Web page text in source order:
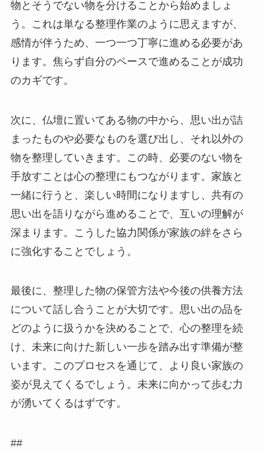
物とそうでない物を分けることから始めましょ
う。これは単なる整理作業のように思えますが、
感情が伴うため、一つ一つ丁寧に進める必要があ
ります。焦らず自分のペースで進めることが成功
のカギです。
次に、仏壇に置いてある物の中から、思い出が詰
まったものや必要なものを選び出し、それ以外の
物を整理していきます。この時、必要のない物を
手放すことは心の整理にもつながります。家族と
一緒に行うと、楽しい時間になりますし、共有の
思い出を語りながら進めることで、互いの理解が
深まります。こうした協力関係が家族の絆をさら
に強化することでしょう。
最後に、整理した物の保管方法や今後の供養方法
について話し合うことが大切です。思い出の品を
どのように扱うかを決めることで、心の整理を続
け、未来に向けた新しい一歩を踏み出す準備が整
います。このプロセスを通じて、より良い家族の
姿が見えてくるでしょう。未来に向かって歩む力
が湧いてくるはずです。
##